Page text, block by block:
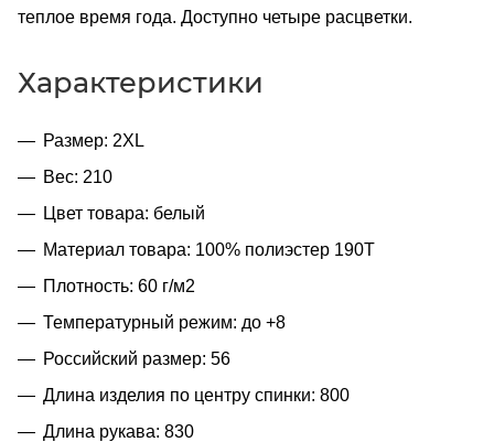
теплое время года. Доступно четыре расцветки.
Характеристики
Размер: 2XL
Вес: 210
Цвет товара: белый
Материал товара: 100% полиэстер 190T
Плотность: 60 г/м2
Температурный режим: до +8
Российский размер: 56
Длина изделия по центру спинки: 800
Длина рукава: 830